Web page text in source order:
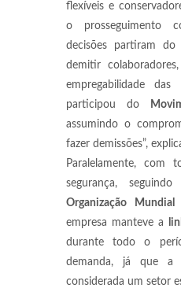
flexíveis e
o prosseguimento
decisões partiram
demitir
empregabilidade das
participou do
assumindo o
fazer demissões”,
Paralelamente, com
segurança,
Organização
empresa manteve a
durante todo o
demanda, já que
considerada um setor